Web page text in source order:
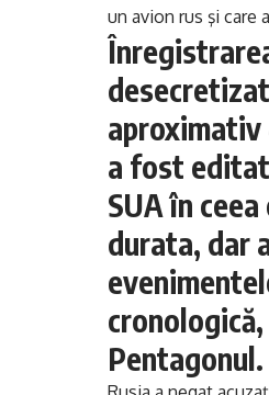
un avion rus şi care
aproximativ
a fost
SUA în
durata, dar
Pentagonul.